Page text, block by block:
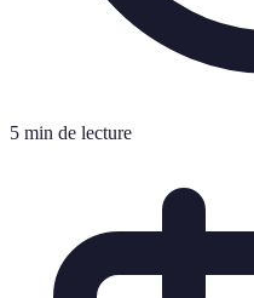
5 min de lecture